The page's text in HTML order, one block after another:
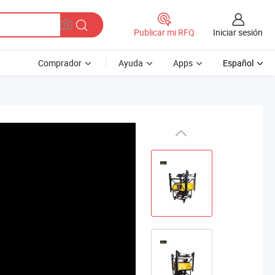
Publicar mi RFQ Iniciar sesión
Comprador Ayuda Apps Español